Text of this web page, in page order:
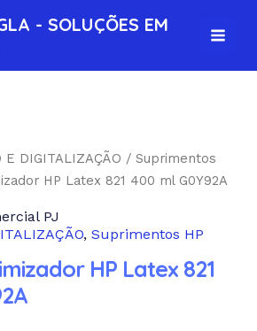
- SOLUÇÕES EM
E DIGITALIZAÇÃO / Suprimentos
HP Latex 821 400 ml G0Y92A
PJ
, Suprimentos HP
HP Latex 821